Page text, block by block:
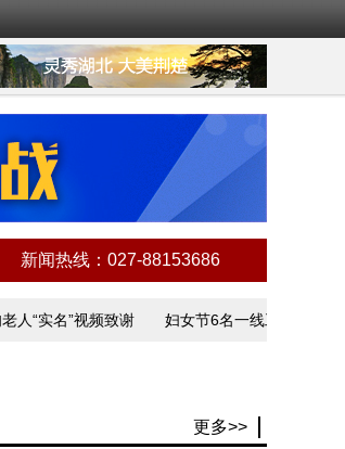
新闻热线：027-88153686
名”视频致谢 妇女节6名一线工作者讲述抗疫
更多>>